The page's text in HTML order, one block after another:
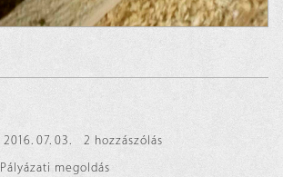
2016. 07. 03.
2 hozzászólás
Pályázati megoldás